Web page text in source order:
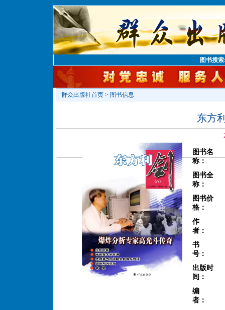
图书搜
群众出版社首页 > 图书信息
东方
图书名
称：
图书全
称：
图书价
格：
作
者：
书
号：
出版时
间：
编
者：